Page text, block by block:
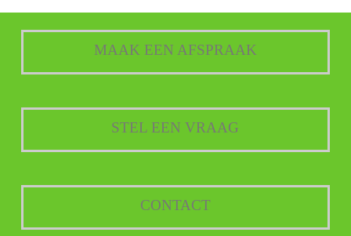
MAAK EEN AFSPRAAK
STEL EEN VRAAG
CONTACT